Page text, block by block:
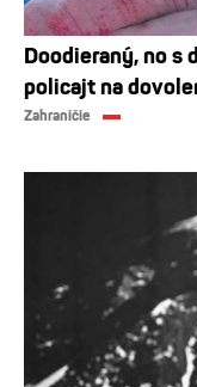
Doodieraný, no s
policajt na
Zahraničie